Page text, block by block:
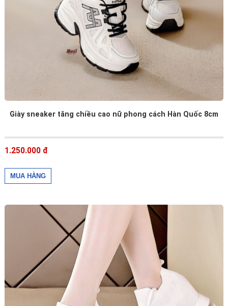
Giày sneaker tăng chiều cao nữ phong cách Hàn Quốc 8cm
1.250.000 đ